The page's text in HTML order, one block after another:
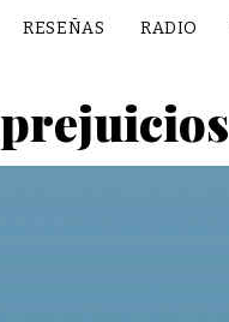
RESEÑAS RADIO